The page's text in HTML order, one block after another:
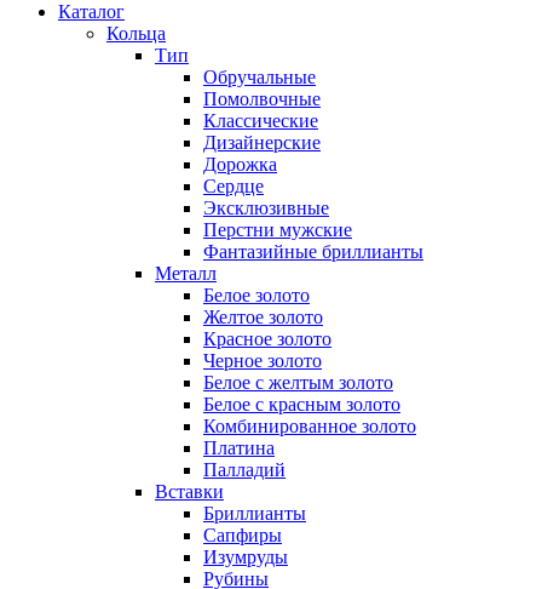
Каталог
Кольца
Тип
Обручальные
Помолвочные
Классические
Дизайнерские
Дорожка
Сердце
Эксклюзивные
Перстни мужские
Фантазийные бриллианты
Металл
Белое золото
Желтое золото
Красное золото
Черное золото
Белое с желтым золото
Белое с красным золото
Комбинированное золото
Платина
Палладий
Вставки
Бриллианты
Сапфиры
Изумруды
Рубины